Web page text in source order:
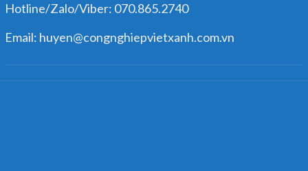
Hotline/Zalo/Viber: 070.865.2740
Email: huyen@congnghiepvietxanh.com.vn